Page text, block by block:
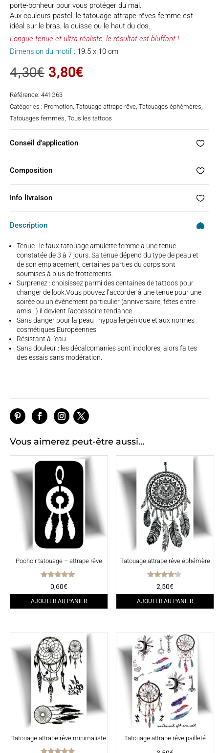
porte-bonheur pour vous protéger du mal.
Aux couleurs pastel, le tatouage attrape-rêves femme est
idéal sur le bras, la cuisse ou le haut du dos.
Longue tenue et ultra-réaliste, le résultat est bluffant !
Dimension du motif : 19.5 x 10 cm
4,30€ LE
PRIX
INITIAL
ÉTAIT :
4,30€.
3,80€LE
EST :
3,80€.
Référence: 441G63
Catégories : Promotion, Tatouage attrape rêve, Tatouages éphémères,
Tatouages femmes, Tous les tattoos
Conseil d'application
Composition
Info livraison
Description
Tenue : le faux tatouage amulette femme a une tenue
constatée de 3 à 7 jours. Sa tenue dépend du type de peau et
de son emplacement, certaines parties du corps sont
soumises à plus de frottements.
Surprenez : choisissez parmi des centaines de tattoos pour
changer de look.Vous pouvez l’accorder à une tenue pour une
soirée ou un événement particulier (anniversaire, fêtes entre
amis...) il devient l'accessoire tendance.
Sans danger pour la peau : hypoallergénique et aux normes
cosmétiques Européennes.
Résistant à l'eau
Sans douleur : les décalcomanies sont indolores, alors faites
des essais sans modération.
Vous aimerez peut-être aussi…
Pochoir tatouage – attrape rêve
Note
5.00
0,60€
AJOUTER AU PANIER
Tatouage attrape rêve éphémère
Note
4.00
2,50€
AJOUTER AU PANIER
Tatouage attrape rêve minimaliste Tatouage attrape rêve pailleté